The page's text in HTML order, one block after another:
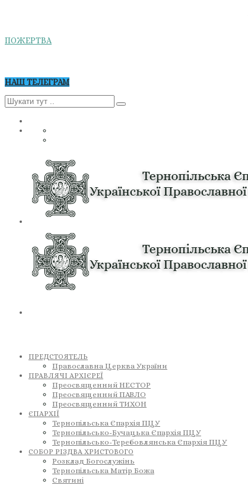
ПОЖЕРТВА
НАШ ТЕЛЕГРАМ
ПРЕДСТОЯТЕЛЬ
Православна Церква України
ПРАВЛЯЧІ АРХІЄРЕЇ
Преосвященний НЕСТОР
Преосвященний ПАВЛО
Преосвященний ТИХОН
ЄПАРХІЇ
Тернопільська Єпархія ПЦУ
Тернопільсько-Бучацька Єпархія ПЦУ
Тернопільсько-Теребовлянська Єпархія ПЦУ
СОБОР РІЗДВА ХРИСТОВОГО
Розклад Богослужінь
Тернопільська Матір Божа
Святині